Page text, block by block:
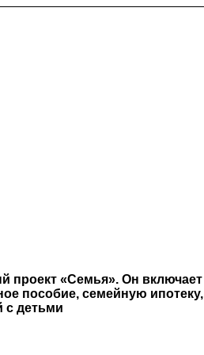
проект «Семья». Он включает
пособие, семейную ипотеку,
с детьми